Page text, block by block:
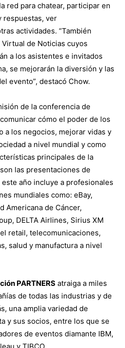
red para chatear, participar en
respuestas, ver
actividades. “También
de Noticias cuyos
a los asistentes e invitados
se mejorarán la diversión y las
evento”, destacó Chow.
de la conferencia de
cómo el poder de los
a los negocios, mejorar vidas y
a nivel mundial y como
principales de la
las presentaciones de
año incluye a profesionales
mundiales como: eBay,
Americana de Cáncer,
DELTA Airlines, Sirius XM
retail, telecomunicaciones,
salud y manufactura a nivel
PARTNERS atraiga a miles
de todas las industrias y de
una amplia variedad de
y sus socios, entre los que se
de eventos diamante IBM,